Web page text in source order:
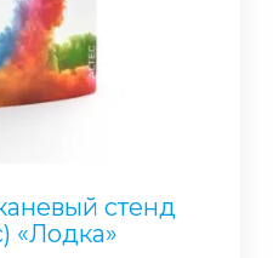
стенд
«Лодка»